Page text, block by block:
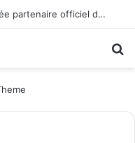
Corpay Cross-Border est désignée partenaire officiel de change d’Ultimate Sevens